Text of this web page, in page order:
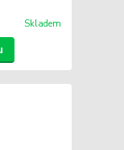
Skladem